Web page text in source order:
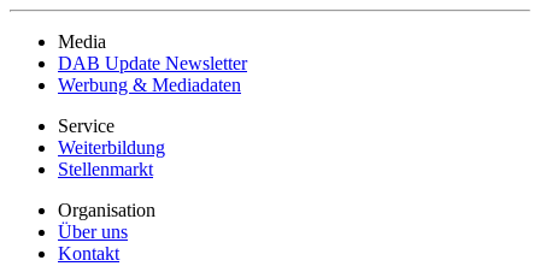
Media
DAB Update Newsletter
Werbung & Mediadaten
Service
Weiterbildung
Stellenmarkt
Organisation
Über uns
Kontakt